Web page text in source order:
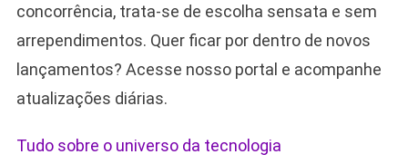
concorrência, trata-se de escolha sensata e sem
arrependimentos. Quer ficar por dentro de novos
lançamentos? Acesse nosso portal e acompanhe
atualizações diárias.
Tudo sobre o universo da tecnologia